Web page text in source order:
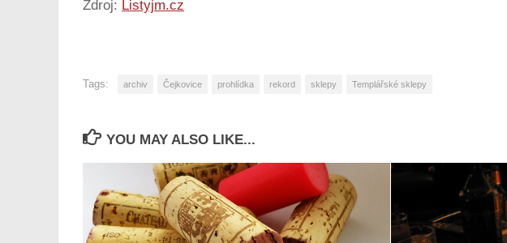
Zdroj: Listyjm.cz
Tags: archiv Čejkovice prohlídka rekord sklepy Templářské sklepy
YOU MAY ALSO LIKE...